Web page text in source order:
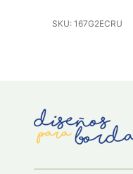
SKU: 167G2ECRU